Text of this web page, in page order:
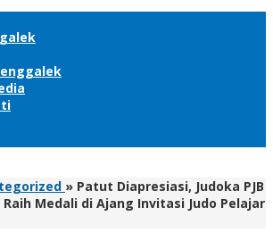
» Patut Diapresiasi, Judoka PJB
Medali di Ajang Invitasi Judo Pelajar